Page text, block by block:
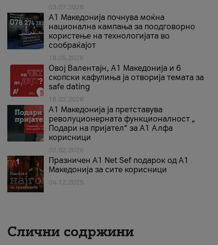
03.07.2026
A1 Македонија почнува моќна
национална кампања за поодговорно
користење на технологијата во
сообраќајот
18.05.2026
Овој Валентајн, A1 Македонија и 6
скопски кафулиња ја отворија темата за
safe dating
16.02.2026
А1 Македонија ја претставува
револуционерната функционалност „
Подари на пријател“ за А1 Алфа
корисници
02.02.2026
Празничен A1 Net Sеf подарок од А1
Македонија за сите корисници
04.12.2025
Слични содржини